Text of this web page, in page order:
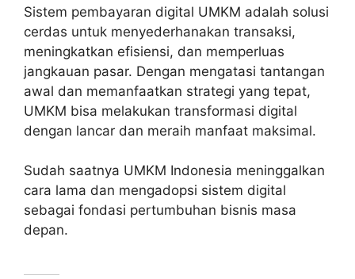
Sistem pembayaran digital UMKM adalah solusi
cerdas untuk menyederhanakan transaksi,
meningkatkan efisiensi, dan memperluas
jangkauan pasar. Dengan mengatasi tantangan
awal dan memanfaatkan strategi yang tepat,
UMKM bisa melakukan transformasi digital
dengan lancar dan meraih manfaat maksimal.
Sudah saatnya UMKM Indonesia meninggalkan
cara lama dan mengadopsi sistem digital
sebagai fondasi pertumbuhan bisnis masa
depan.